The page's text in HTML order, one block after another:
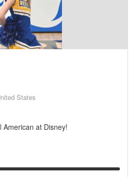
States
American at Disney!